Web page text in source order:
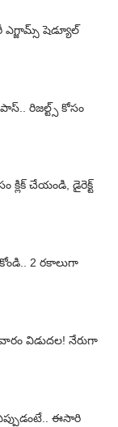
ఎగ్జామ్స్ షెడ్యూల్
రిజల్ట్స్ కోసం
క్లిక్ చేయండి, డైరెక్ట్
2 రకాలుగా
విడుదల! నేరుగా
ఈసారి